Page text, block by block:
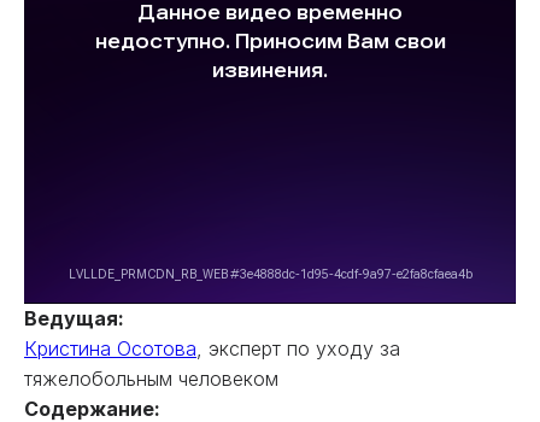
Ведущая:
Кристина Осотова, эксперт по уходу за
тяжелобольным человеком
Содержание: